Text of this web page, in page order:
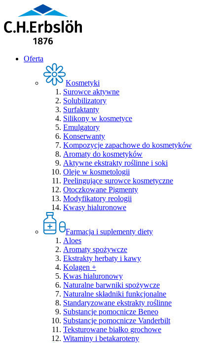
Oferta
Kosmetyki
Surowce aktywne
Solubilizatory
Surfaktanty
Silikony w kosmetyce
Emulgatory
Konserwanty
Kompozycje zapachowe do kosmetyków
Aromaty do kosmetyków
Aktywne ekstrakty roślinne i soki
Oleje w kosmetologii
Peelingujące surowce kosmetyczne
Otoczkowane Pigmenty
Modyfikatory reologii
Kwasy hialuronowe
Farmacja i suplementy diety
Aloes
Aromaty spożywcze
Ekstrakty herbaty i kawy
Kolagen +
Kwas hialuronowy
Naturalne barwniki spożywcze
Naturalne składniki funkcjonalne
Standaryzowane ekstrakty roślinne
Substancje pomocnicze Beneo
Substancje pomocnicze Vanderbilt
Teksturowane białko grochowe
Witaminy i betakaroteny